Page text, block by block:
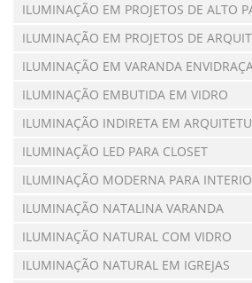
ILUMINAÇÃO EM PROJETOS DE ALTO
ILUMINAÇÃO EM PROJETOS DE
ILUMINAÇÃO EM VARANDA
ILUMINAÇÃO EMBUTIDA EM VIDRO
ILUMINAÇÃO INDIRETA EM
ILUMINAÇÃO LED PARA CLOSET
ILUMINAÇÃO MODERNA PARA
ILUMINAÇÃO NATALINA VARANDA
ILUMINAÇÃO NATURAL COM VIDRO
ILUMINAÇÃO NATURAL EM IGREJAS